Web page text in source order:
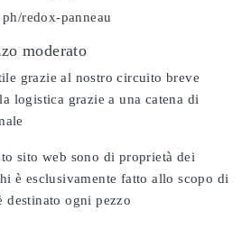
redox-panneau
moderato
grazie al nostro circuito breve
logistica grazie a una catena di
sito web sono di proprietà dei
è esclusivamente fatto allo scopo di
ogni pezzo